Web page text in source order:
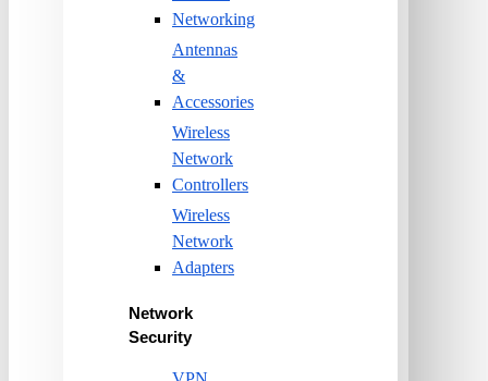
Networking
Antennas
&
Accessories
Wireless
Network
Controllers
Wireless
Network
Adapters
Network
Security